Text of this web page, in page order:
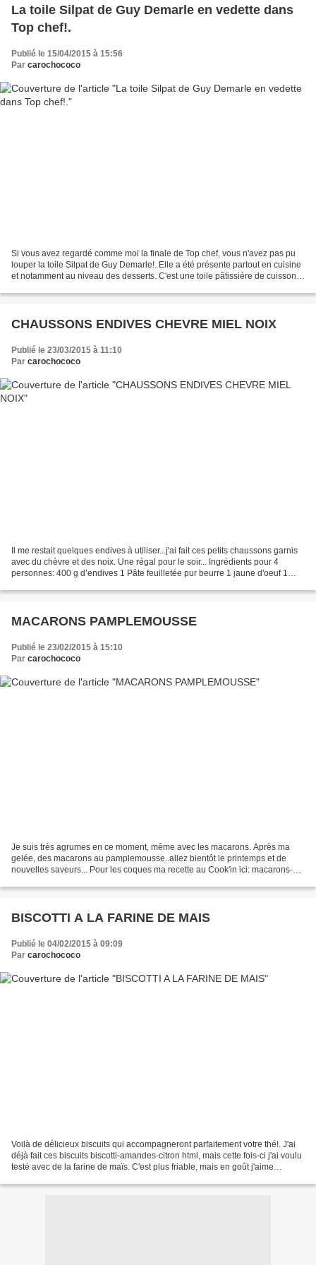
La toile Silpat de Guy Demarle en vedette dans
Top chef!.
Publié le 15/04/2015 à 15:56
Par carochococo
Si vous avez regardé comme moi la finale de Top chef, vous n'avez pas pu
louper la toile Silpat de Guy Demarle!. Elle a été présente partout en cuisine
et notamment au niveau des desserts. C'est une toile pâtissière de cuisson.
CHAUSSONS ENDIVES CHEVRE MIEL NOIX
Publié le 23/03/2015 à 11:10
Par carochococo
Il me restait quelques endives à utiliser...j'ai fait ces petits chaussons garnis
avec du chèvre et des noix. Une régal pour le soir... Ingrédients pour 4
personnes: 400 g d’endives 1 Pâte feuilletée pur beurre 1 jaune d'oeuf 1
MACARONS PAMPLEMOUSSE
Publié le 23/02/2015 à 15:10
Par carochococo
Je suis très agrumes en ce moment, même avec les macarons. Après ma
gelée, des macarons au pamplemousse..allez bientôt le printemps et de
nouvelles saveurs... Pour les coques ma recette au Cook'in ici: macarons-
BISCOTTI A LA FARINE DE MAIS
Publié le 04/02/2015 à 09:09
Par carochococo
Voilà de délicieux biscuits qui accompagneront parfaitement votre thé!. J'ai
déjà fait ces biscuits biscotti-amandes-citron html, mais cette fois-ci j'ai voulu
testé avec de la farine de maïs. C'est plus friable, mais en goût j'aime